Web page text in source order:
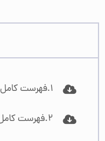
1.فهرست کامل کتاب های کتابخانه دیجیتال موسسه ترجمه
2.فهرست کامل مقاله های کتابخانه دیجیتال موسسه ترجمه